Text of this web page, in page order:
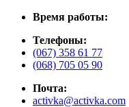
Время работы:
Телефоны:
(067) 358 61 77
(068) 705 05 90
Почта:
activka@activka.com